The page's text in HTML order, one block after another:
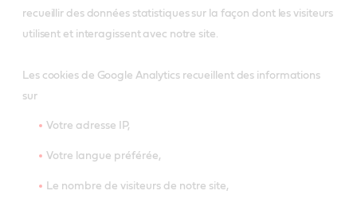
recueillir des données statistiques sur la façon dont les visiteurs
utilisent et interagissent avec notre site.
Les cookies de Google Analytics recueillent des informations
sur
Votre adresse IP,
Votre langue préférée,
Le nombre de visiteurs de notre site,